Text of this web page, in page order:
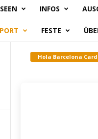
INFOS
FESTE
Hola Barcelona Card